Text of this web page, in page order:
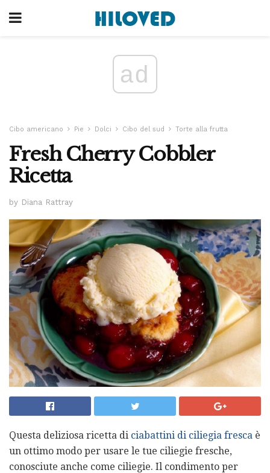
ad
Cibo americano Pie Dolci Cibo del sud Torte alla frutta
Fresh Cherry Cobbler
Ricetta
by Diana Rattray
Questa deliziosa ricetta di ciabattini di ciliegia fresca è
un ottimo modo per usare le tue ciliegie fresche,
conosciute anche come ciliegie. Il condimento per